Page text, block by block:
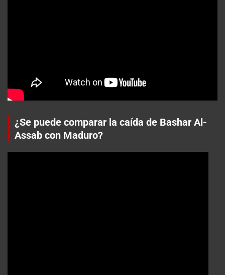
¿Se puede comparar la caída de Bashar Al-
Assab con Maduro?